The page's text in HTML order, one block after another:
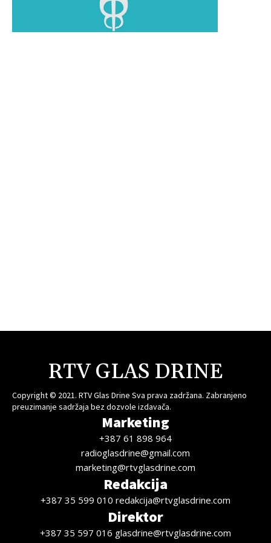
RTV GLAS DRINE
Copyright © 2021. RTV Glas Drine Sva prava zadržana. Zabranjeno
preuzimanje sadržaja bez dozvole izdavača.
Marketing
+387 61 898 964
radioglasdrine@gmail.com
marketing@rtvglasdrine.com
Redakcija
+387 35 599 010 redakcija@rtvglasdrine.com
Direktor
+387 35 597 016 glasdrine@rtvglasdrine.com